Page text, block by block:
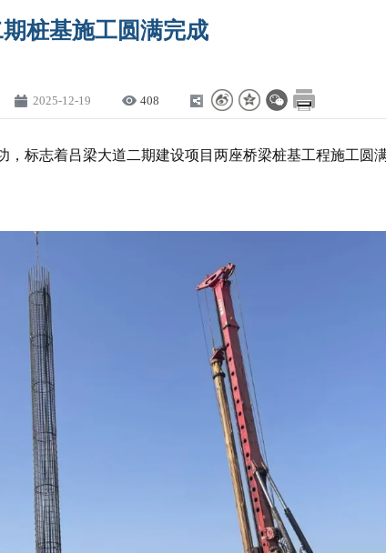
桩基施工圆满完成
2025-12-19 408
，标志着吕梁大道二期建设项目两座桥梁桩基工程施工圆